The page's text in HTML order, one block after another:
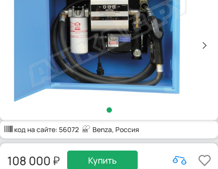
код на сайте: 56072 Benza, Россия
108 000 Купить